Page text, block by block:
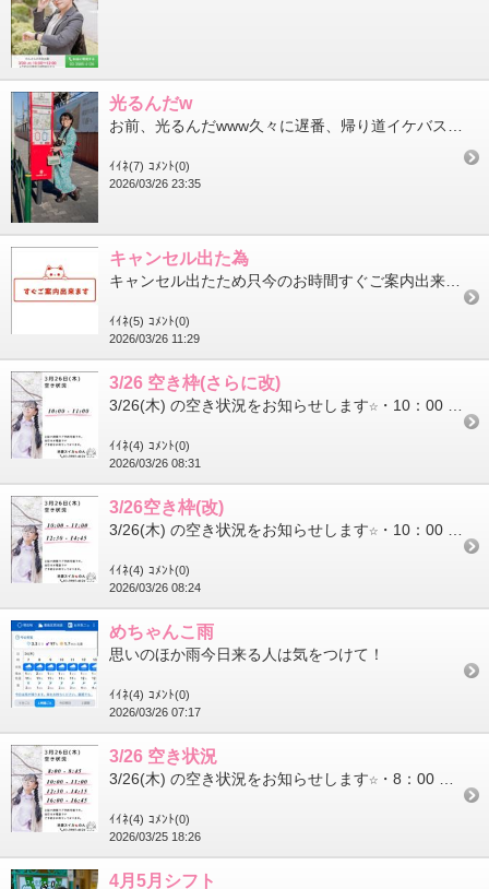
光るんだw
ｲｲﾈ(7) ｺﾒﾝﾄ(0)
2026/03/26 23:35
キャンセル出た為
ｲｲﾈ(5) ｺﾒﾝﾄ(0)
2026/03/26 11:29
3/26 空き枠(さらに改)
ｲｲﾈ(4) ｺﾒﾝﾄ(0)
2026/03/26 08:31
3/26空き枠(改)
ｲｲﾈ(4) ｺﾒﾝﾄ(0)
2026/03/26 08:24
めちゃんこ雨
思いのほか雨今日来る人は気をつけて！
ｲｲﾈ(4) ｺﾒﾝﾄ(0)
2026/03/26 07:17
3/26 空き状況
ｲｲﾈ(4) ｺﾒﾝﾄ(0)
2026/03/25 18:26
4月5月シフト